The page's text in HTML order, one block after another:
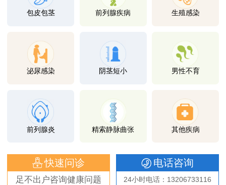
包皮包茎 前列腺疾病 生殖感染
泌尿感染 阴茎短小 男性不育
前列腺炎 精索静脉曲张 其他疾病
快速问诊
足不出户咨询健康问题
电话咨询
24小时电话：13206733116